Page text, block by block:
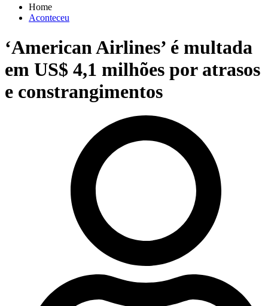
Home
Aconteceu
‘American Airlines’ é multada
em US$ 4,1 milhões por atrasos
e constrangimentos